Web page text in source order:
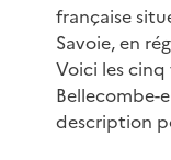
française
Savoie, en
Voici les cinq
Bellecombe-
description